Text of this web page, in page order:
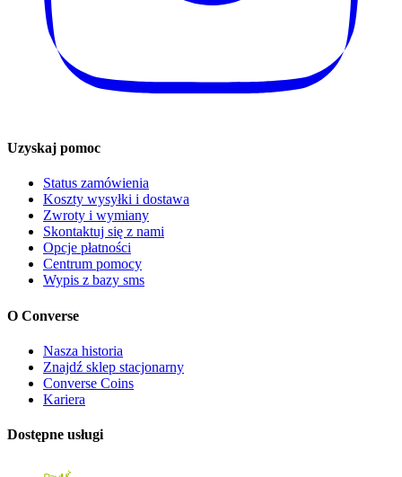
Uzyskaj pomoc
Status zamówienia
Koszty wysyłki i dostawa
Zwroty i wymiany
Skontaktuj się z nami
Opcje płatności
Centrum pomocy
Wypis z bazy sms
O Converse
Nasza historia
Znajdź sklep stacjonarny
Converse Coins
Kariera
Dostępne usługi